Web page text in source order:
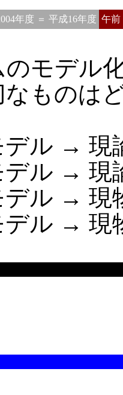
年度 ＝ 平成16年度 午前
モデル
ものは
ル → 現
ル → 現
ル → 現
ル → 現